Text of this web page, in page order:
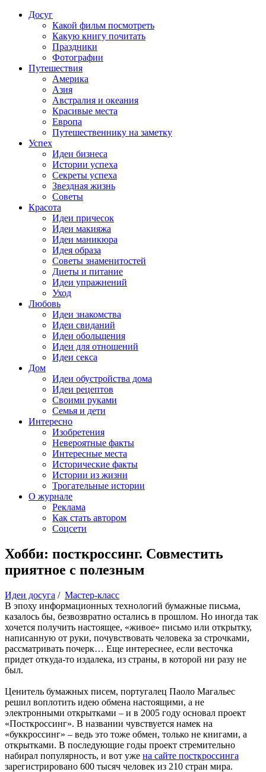
Досуг
Какой фильм посмотреть
Какую книгу почитать
Праздники
Фотографии
Путешествия
Америка
Азия
Австралия и океания
Красивые места
Европа
Путешественнику на заметку
Успех
Идеи бизнеса
Истории успеха
Секреты успеха
Звездная жизнь
Советы
Красота
Идеи причесок
Идеи макияжа
Идеи маникюра
Идея образа
Советы знаменитостей
Диеты и питание
Идеи упражнений
Уход
Любовь
Идеи знакомства
Идеи свиданий
Идеи обольщения
Идеи для отношений
Идеи секса
Дом
Идеи обустройства дома
Идеи рецептов
Своими руками
Семья и дети
Интересно
Изобретения
Невероятные факты
Интересные места
Исторические факты
Истории из жизни
Трогательные истории
О журнале
Реклама
Как стать автором
Соцсети
Хобби: посткроссинг. Совместить
приятное с полезным
Идеи досуга / Мастер-класс
В эпоху информационных технологий бумажные письма,
казалось бы, безвозвратно остались в прошлом. Но иногда так
хочется получить настоящее, «живое» письмо или открытку,
написанную от руки, почувствовать человека за строчками,
рассматривать почерк… Еще интереснее, если весточка
придет откуда-то издалека, из страны, в которой ни разу не
был.
Ценитель бумажных писем, португалец Паоло Магальес
решил воплотить идею обмена настоящими, а не
электронными открытками – и в 2005 году основал проект
«Посткроссинг». В названии чувствуется намек на
«буккроссинг» – ведь это тоже обмен, только не книгами, а
открытками. В последующие годы проект стремительно
набирал популярность, и вот уже на сайте посткроссинга
зарегистрировано 600 тысяч человек из 210 стран мира.